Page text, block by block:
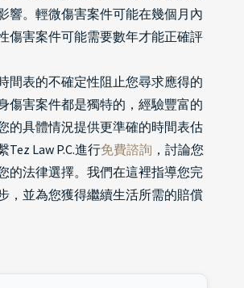
響。輕微傷害案件可能在幾個月內
傷害案件可能需要數年才能正確評
間表的不確定性阻止您尋求應得的
傷害案件都是獨特的，經驗豐富的
的具體情況提供更準確的時間表估
Law P.C.進行免費諮詢 ，討論您
的法律選擇。我們在這裡指導您完
，並為您獲得繼續生活所需的賠償